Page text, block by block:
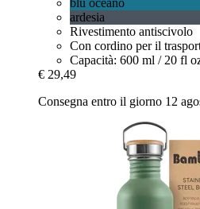
ardesia
Rivestimento antiscivolo
Con cordino per il
Capacità: 600 ml / 20 fl
€ 29,49
Consegna entro il giorno 12